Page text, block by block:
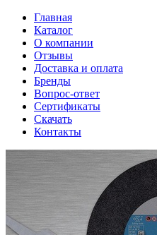
Главная
Каталог
О компании
Отзывы
Доставка и оплата
Бренды
Вопрос-ответ
Сертификаты
Скачать
Контакты